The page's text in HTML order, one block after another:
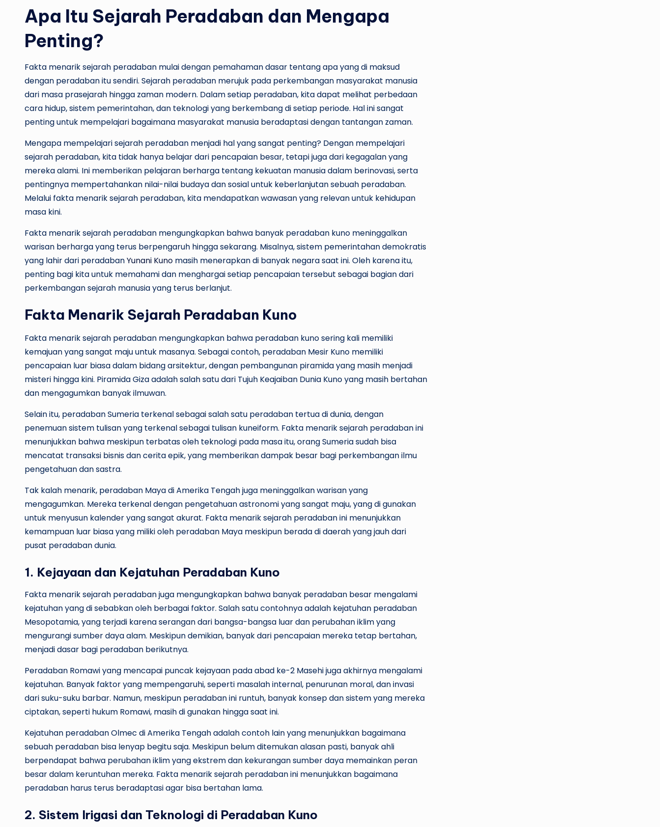
Apa Itu Sejarah Peradaban dan Mengapa
Penting?
Fakta menarik sejarah peradaban mulai dengan pemahaman dasar tentang apa yang di maksud
dengan peradaban itu sendiri. Sejarah peradaban merujuk pada perkembangan masyarakat manusia
dari masa prasejarah hingga zaman modern. Dalam setiap peradaban, kita dapat melihat perbedaan
cara hidup, sistem pemerintahan, dan teknologi yang berkembang di setiap periode. Hal ini sangat
penting untuk mempelajari bagaimana masyarakat manusia beradaptasi dengan tantangan zaman.
Mengapa mempelajari sejarah peradaban menjadi hal yang sangat penting? Dengan mempelajari
sejarah peradaban, kita tidak hanya belajar dari pencapaian besar, tetapi juga dari kegagalan yang
mereka alami. Ini memberikan pelajaran berharga tentang kekuatan manusia dalam berinovasi, serta
pentingnya mempertahankan nilai-nilai budaya dan sosial untuk keberlanjutan sebuah peradaban.
Melalui fakta menarik sejarah peradaban, kita mendapatkan wawasan yang relevan untuk kehidupan
masa kini.
Fakta menarik sejarah peradaban mengungkapkan bahwa banyak peradaban kuno meninggalkan
warisan berharga yang terus berpengaruh hingga sekarang. Misalnya, sistem pemerintahan demokratis
yang lahir dari peradabanYunani Kuno masih menerapkan di banyak negara saat ini. Oleh karena itu,
penting bagi kita untuk memahami dan menghargai setiap pencapaian tersebut sebagai bagian dari
perkembangan sejarah manusia yang terus berlanjut.
Fakta Menarik Sejarah Peradaban Kuno
Fakta menarik sejarah peradaban mengungkapkan bahwa peradaban kuno sering kali memiliki
kemajuan yang sangat maju untuk masanya. Sebagai contoh, peradaban Mesir Kuno memiliki
pencapaian luar biasa dalam bidang arsitektur, dengan pembangunan piramida yang masih menjadi
misteri hingga kini. Piramida Giza adalah salah satu dari Tujuh Keajaiban Dunia Kuno yang masih bertahan
dan mengagumkan banyak ilmuwan.
Selain itu, peradaban Sumeria terkenal sebagai salah satu peradaban tertua di dunia, dengan
penemuan sistem tulisan yang terkenal sebagai tulisan kuneiform. Fakta menarik sejarah peradaban ini
menunjukkan bahwa meskipun terbatas oleh teknologi pada masa itu, orang Sumeria sudah bisa
mencatat transaksi bisnis dan cerita epik, yang memberikan dampak besar bagi perkembangan ilmu
pengetahuan dan sastra.
Tak kalah menarik, peradaban Maya di Amerika Tengah juga meninggalkan warisan yang
mengagumkan. Mereka terkenal dengan pengetahuan astronomi yang sangat maju, yang di gunakan
untuk menyusun kalender yang sangat akurat. Fakta menarik sejarah peradaban ini menunjukkan
kemampuan luar biasa yang miliki oleh peradaban Maya meskipun berada di daerah yang jauh dari
pusat peradaban dunia.
1. Kejayaan dan Kejatuhan Peradaban Kuno
Fakta menarik sejarah peradaban juga mengungkapkan bahwa banyak peradaban besar mengalami
kejatuhan yang di sebabkan oleh berbagai faktor. Salah satu contohnya adalah kejatuhan peradaban
Mesopotamia, yang terjadi karena serangan dari bangsa-bangsa luar dan perubahan iklim yang
mengurangi sumber daya alam. Meskipun demikian, banyak dari pencapaian mereka tetap bertahan,
menjadi dasar bagi peradaban berikutnya.
Peradaban Romawi yang mencapai puncak kejayaan pada abad ke-2 Masehi juga akhirnya mengalami
kejatuhan. Banyak faktor yang mempengaruhi, seperti masalah internal, penurunan moral, dan invasi
dari suku-suku barbar. Namun, meskipun peradaban ini runtuh, banyak konsep dan sistem yang mereka
ciptakan, seperti hukum Romawi, masih di gunakan hingga saat ini.
Kejatuhan peradaban Olmec di Amerika Tengah adalah contoh lain yang menunjukkan bagaimana
sebuah peradaban bisa lenyap begitu saja. Meskipun belum ditemukan alasan pasti, banyak ahli
berpendapat bahwa perubahan iklim yang ekstrem dan kekurangan sumber daya memainkan peran
besar dalam keruntuhan mereka. Fakta menarik sejarah peradaban ini menunjukkan bagaimana
peradaban harus terus beradaptasi agar bisa bertahan lama.
2. Sistem Irigasi dan Teknologi di Peradaban Kuno